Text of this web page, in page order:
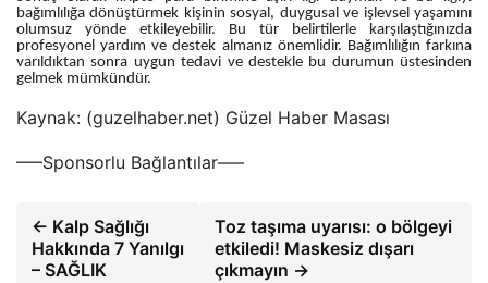
bağımlılığa dönüştürmek kişinin sosyal, duygusal ve işlevsel yaşamını
olumsuz yönde etkileyebilir. Bu tür belirtilerle karşılaştığınızda
profesyonel yardım ve destek almanız önemlidir. Bağımlılığın farkına
varıldıktan sonra uygun tedavi ve destekle bu durumun üstesinden
gelmek mümkündür.
Kaynak: (guzelhaber.net) Güzel Haber Masası
—–Sponsorlu Bağlantılar—–
← Kalp Sağlığı
Hakkında 7 Yanılgı
– SAĞLIK
Toz taşıma uyarısı: o bölgeyi
etkiledi! Maskesiz dışarı
çıkmayın →